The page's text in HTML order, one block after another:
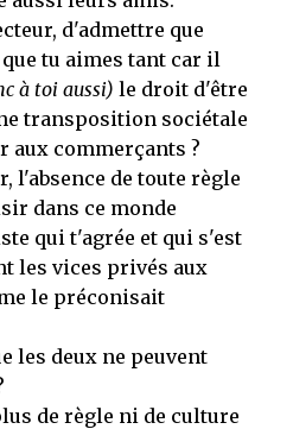
d'admettre que
tu aimes tant car il
à toi aussi) le droit d'être
transposition sociétale
aux commerçants ?
l'absence de toute règle
dans ce monde
qui t'agrée et qui s'est
les vices privés aux
le préconisait
les deux ne peuvent
de règle ni de culture